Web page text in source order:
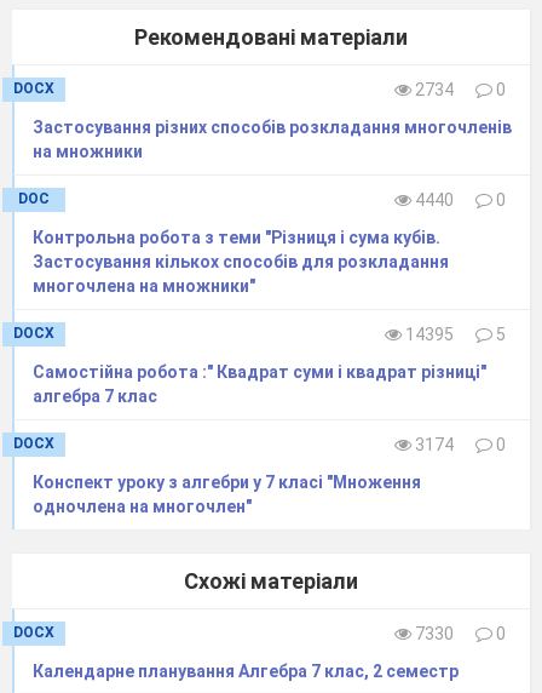
Рекомендовані матеріали
DOCX 2734
0
Застосування різних способів розкладання многочленів
на множники
DOC 4440
0
Контрольна робота з теми "Різниця і сума кубів.
Застосування кількох способів для розкладання
многочлена на множники"
DOCX 14395
5
Самостійна робота :" Квадрат суми і квадрат різниці"
алгебра 7 клас
DOCX 3174
0
Конспект уроку з алгебри у 7 класі "Множення
одночлена на многочлен"
Схожі матеріали
DOCX 7330
0
Календарне планування Алгебра 7 клас, 2 семестр